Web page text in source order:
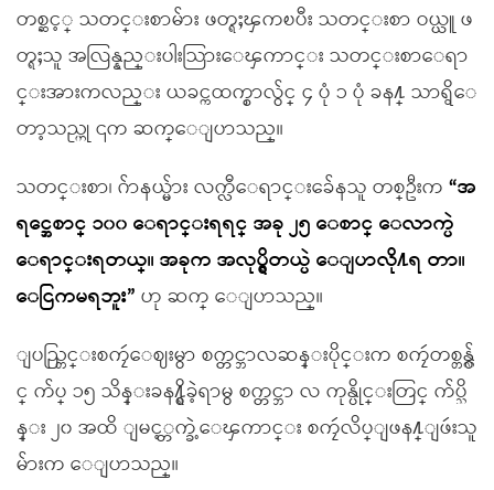
တစ္ဆင့္ သတင္းစာမ်ား ဖတ္ရႈၾကၿပီး သတင္းစာ ဝယ္ယူ ဖ
တ္ရႈသူ အလြန္နည္းပါးသြားေၾကာင္း သတင္းစာေရာ
င္းအားကလည္း ယခင္ကထက္စာလွ်င္ ၄ ပုံ ၁ ပုံ ခန႔္ သာရွိေ
တာ့သည္ဟု ၎က ဆက္ေျပာသည္။
သတင္းစာ၊ ဂ်ာနယ္မ်ား လက္လီေရာင္းခ်ေနသူ တစ္ဦးက “အ
ရင္အေစာင္ ၁၀၀ ေရာင္းရရင္ အခု ၂၅ ေစာင္ ေလာက္ပဲ
ေရာင္းရတယ္။ အခုက အလုပ္ရွိတယ္ပဲ ေျပာလို႔ရ တာ။
ေငြကမရဘူး” ဟု ဆက္ ေျပာသည္။
ျပည္တြင္းစကၠဴေဈးမွာ စက္တင္ဘာလဆန္းပိုင္းက စကၠဴတစ္တန္လွ်
င္ က်ပ္ ၁၅ သိန္းခန႔္ရွိခဲ့ရာမွ စက္တင္ဘာ လ ကုန္ပိုင္းတြင္ က်ပ္သိ
န္း ၂၀ အထိ ျမင့္တက္ခဲ့ေၾကာင္း စကၠဴလိပ္ျဖန႔္ျဖဴးသူ
မ်ားက ေျပာသည္။